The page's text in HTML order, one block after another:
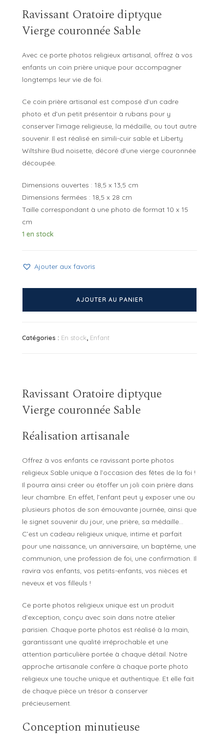
Ravissant Oratoire diptyque
Vierge couronnée Sable
Avec ce porte photos religieux artisanal, offrez à vos
enfants un coin prière unique pour accompagner
longtemps leur vie de foi.
Ce coin prière artisanal est composé d’un cadre
photo et d’un petit présentoir à rubans pour y
conserver l’image religieuse, la médaille, ou tout autre
souvenir. Il est réalisé en simili-cuir sable et Liberty
Wiltshire Bud noisette, décoré d’une vierge couronnée
découpée.
Dimensions ouvertes : 18,5 x 13,5 cm
Dimensions fermées : 18,5 x 28 cm
Taille correspondant à une photo de format 10 x 15
cm
1 en stock
Ajouter aux favoris
Oratoire
Vierge
AJOUTER AU PANIER
Catégories : En stock Enfant
Ravissant Oratoire diptyque
Vierge couronnée Sable
Réalisation artisanale
Offrez à vos enfants ce ravissant porte photos
religieux Sable unique à l’occasion des fêtes de la foi !
Il pourra ainsi créer ou étoffer un joli coin prière dans
leur chambre. En effet, l’enfant peut y exposer une ou
plusieurs photos de son émouvante journée, ainsi que
le signet souvenir du jour, une prière, sa médaille…
C’est un cadeau religieux unique, intime et parfait
pour une naissance, un anniversaire, un baptême, une
communion, une profession de foi, une confirmation. Il
ravira vos enfants, vos petits-enfants, vos nièces et
neveux et vos filleuls !
Ce porte photos religieux unique est un produit
d’exception, conçu avec soin dans notre atelier
parisien. Chaque porte photos est réalisé à la main,
garantissant une qualité irréprochable et une
attention particulière portée à chaque détail. Notre
approche artisanale confère à chaque porte photo
religieux une touche unique et authentique. Et elle fait
de chaque pièce un trésor à conserver
précieusement.
Conception minutieuse